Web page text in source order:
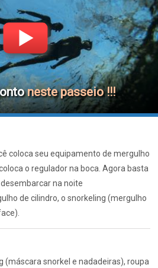
neste passeio !!!
coloca seu equipamento de mergulho
o regulador na boca. Agora basta
na noite
de cilindro, o snorkeling (mergulho
(máscara snorkel e nadadeiras), roupa